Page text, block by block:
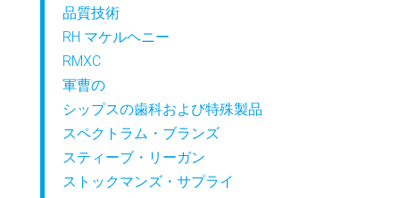
品質技術
RH マケルヘニー
RMXC
軍曹の
シップスの歯科および特殊製品
スペクトラム・ブランズ
スティーブ・リーガン
ストックマンズ・サプライ